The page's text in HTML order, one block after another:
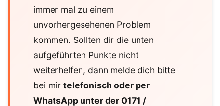
immer mal zu einem
unvorhergesehenen Problem
kommen. Sollten dir die unten
aufgeführten Punkte nicht
weiterhelfen, dann melde dich bitte
bei mir telefonisch oder per
WhatsApp unter der 0171 /